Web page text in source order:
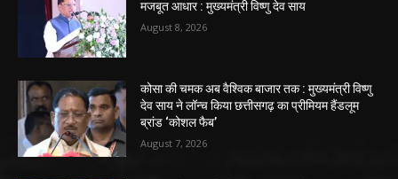
मजबूत आधार : मुख्यमंत्री विष्णु देव साय
August 8, 2026
कोसा की चमक अब वैश्विक बाजार तक : मुख्यमंत्री विष्णु
देव साय ने लॉन्च किया छत्तीसगढ़ का प्रीमियम हैंडलूम
ब्रांड ‘कोशल फैब’
August 7, 2026